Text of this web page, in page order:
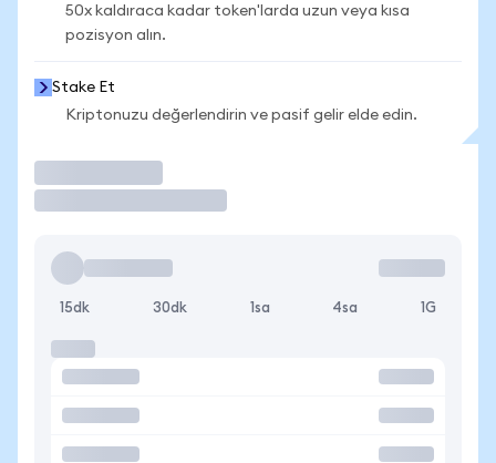
50x kaldıraca kadar token'larda uzun veya kısa
pozisyon alın.
Stake Et
Kriptonuzu değerlendirin ve pasif gelir elde edin.
15dk 30dk 1sa 4sa 1G